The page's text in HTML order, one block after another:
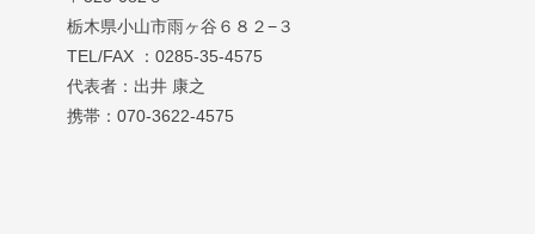
栃木県小山市雨ヶ谷６８２−３
TEL/FAX ：0285-35-4575
代表者：出井 康之
携帯：070-3622-4575